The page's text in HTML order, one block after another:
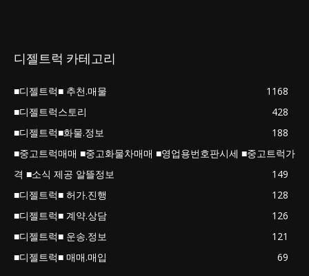
디젤트럭 카테고리
■디젤트럭■ 추천.매물
1168
■디젤트럭스토리
428
■디젤트럭■화물.정보
188
■중고트럭매매 ■중고화물차매매 ■영업용번호판시세 ■중고트럭가
격 ■소식 제공 알뜰정보
149
■디젤트럭■ 허가.진행
128
■디젤트럭■ 계약.상담
126
■디젤트럭■ 운송.정보
121
■디젤트럭■ 매매.매입
69